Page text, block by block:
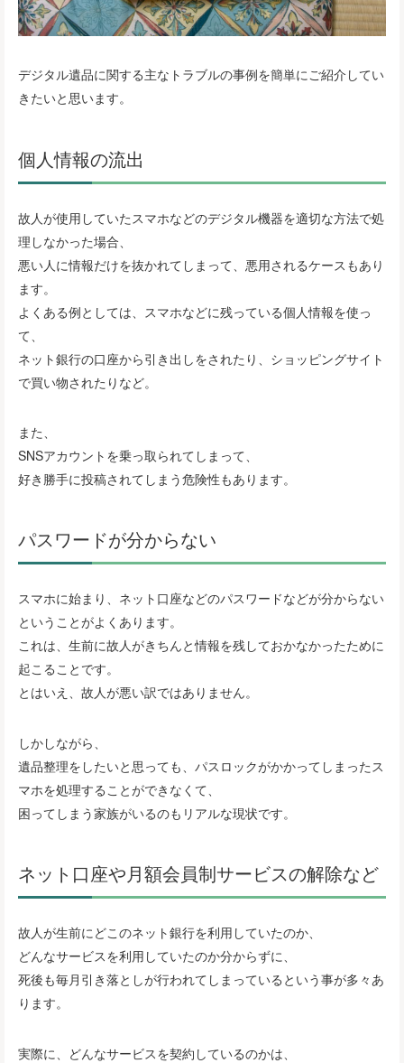
デジタル遺品に関する主なトラブルの事例を簡単にご紹介してい
きたいと思います。
個人情報の流出
故人が使用していたスマホなどのデジタル機器を適切な方法で処
理しなかった場合、
悪い人に情報だけを抜かれてしまって、悪用されるケースもあり
ます。
よくある例としては、スマホなどに残っている個人情報を使っ
て、
ネット銀行の口座から引き出しをされたり、ショッピングサイト
で買い物されたりなど。
また、
SNSアカウントを乗っ取られてしまって、
好き勝手に投稿されてしまう危険性もあります。
パスワードが分からない
スマホに始まり、ネット口座などのパスワードなどが分からない
ということがよくあります。
これは、生前に故人がきちんと情報を残しておかなかったために
起こることです。
とはいえ、故人が悪い訳ではありません。
しかしながら、
遺品整理をしたいと思っても、パスロックがかかってしまったス
マホを処理することができなくて、
困ってしまう家族がいるのもリアルな現状です。
ネット口座や月額会員制サービスの解除など
故人が生前にどこのネット銀行を利用していたのか、
どんなサービスを利用していたのか分からずに、
死後も毎月引き落としが行われてしまっているという事が多々あ
ります。
実際に、どんなサービスを契約しているのかは、